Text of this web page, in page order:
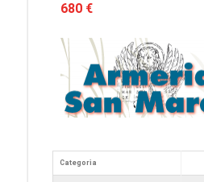
680 €
Categoria